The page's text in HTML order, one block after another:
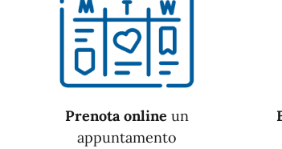
Prenota online un
appuntamento